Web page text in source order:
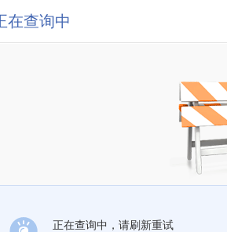
在查询中
正在查询中，请刷新重试